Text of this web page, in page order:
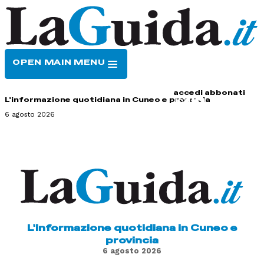
OPEN MAIN MENU
accedi abbonati
L'informazione quotidiana in Cuneo e provincia
6 agosto 2026
L'informazione quotidiana in Cuneo e
provincia
6 agosto 2026